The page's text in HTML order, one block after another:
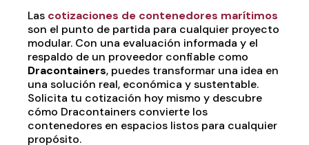
Las cotizaciones de contenedores marítimos
son el punto de partida para cualquier proyecto
modular. Con una evaluación informada y el
respaldo de un proveedor confiable como
Dracontainers, puedes transformar una idea en
una solución real, económica y sustentable.
Solicita tu cotización hoy mismo y descubre
cómo Dracontainers convierte los
contenedores en espacios listos para cualquier
propósito.